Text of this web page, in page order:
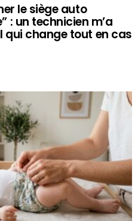
le siège auto
: un technicien m’a
change tout en cas